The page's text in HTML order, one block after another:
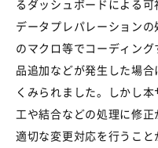
るダッシュボードによる可
データプレパレーション
のマクロ等でコーディン
品追加などが発生した場
くみられました。しかし
工や結合などの処理に修
適切な変更対応を行うこ